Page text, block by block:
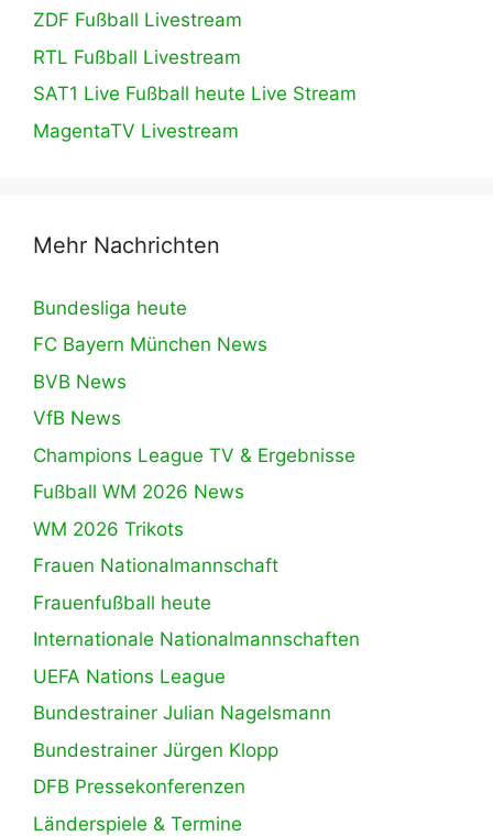
ZDF Fußball Livestream
RTL Fußball Livestream
SAT1 Live Fußball heute Live Stream
MagentaTV Livestream
Mehr Nachrichten
Bundesliga heute
FC Bayern München News
BVB News
VfB News
Champions League TV & Ergebnisse
Fußball WM 2026 News
WM 2026 Trikots
Frauen Nationalmannschaft
Frauenfußball heute
Internationale Nationalmannschaften
UEFA Nations League
Bundestrainer Julian Nagelsmann
Bundestrainer Jürgen Klopp
DFB Pressekonferenzen
Länderspiele & Termine